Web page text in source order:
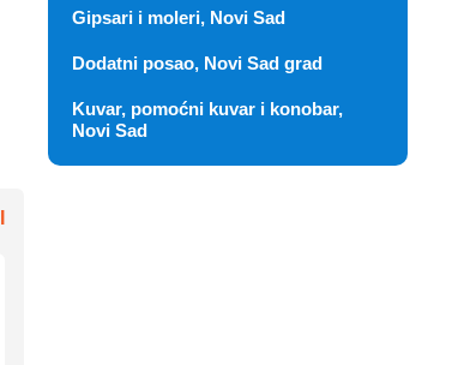
Gipsari i moleri, Novi Sad
Dodatni posao, Novi Sad grad
Kuvar, pomoćni kuvar i konobar,
Novi Sad